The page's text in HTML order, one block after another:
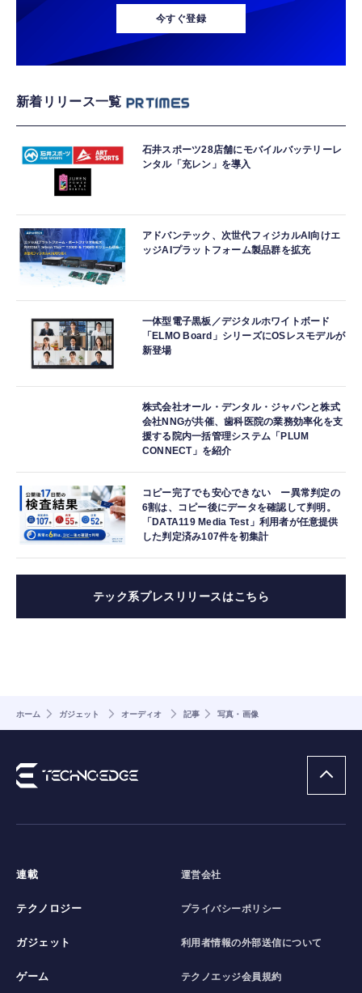
今すぐ登録
新着リリース一覧
石井スポーツ28店舗にモバイルバッテリーレ
ンタル「充レン」を導入
アドバンテック、次世代フィジカルAI向けエ
ッジAIプラットフォーム製品群を拡充
一体型電子黒板／デジタルホワイトボード
「ELMO Board」シリーズにOSレスモデルが
新登場
株式会社オール・デンタル・ジャパンと株式
会社NNGが共催、歯科医院の業務効率化を支
援する院内一括管理システム「PLUM
CONNECT」を紹介
コピー完了でも安心できない ー異常判定の
6割は、コピー後にデータを確認して判明。
「DATA119 Media Test」利用者が任意提供
した判定済み107件を初集計
テック系プレスリリースはこちら
ホーム ガジェット オーディオ 記事 写真・画像
連載
テクノロジー
ガジェット
ゲーム
運営会社
プライバシーポリシー
利用者情報の外部送信について
テクノエッジ会員規約